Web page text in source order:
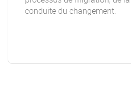
conduite du changement.